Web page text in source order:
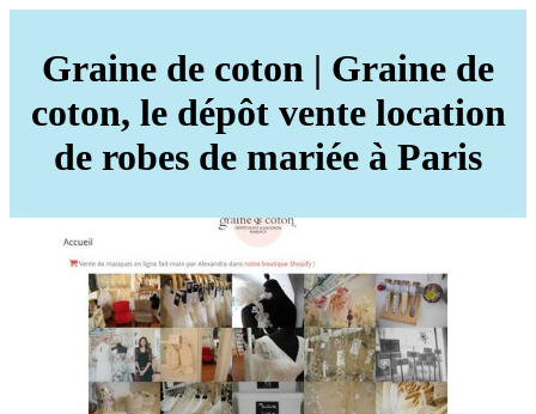
Graine de coton | Graine de
coton, le dépôt vente location
de robes de mariée à Paris